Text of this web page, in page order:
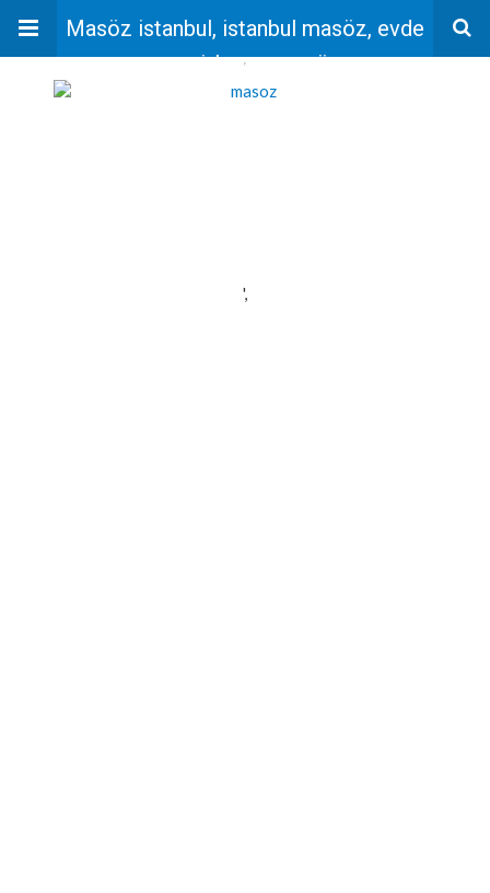
Masöz istanbul, istanbul masöz, evde
masaj, bayan masöz
'
',